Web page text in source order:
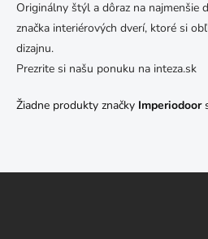
Originálny štýl a dôraz na najmenšie
značka interiérových dverí, ktoré si
dizajnu.
Prezrite si našu ponuku na inteza.sk
Žiadne produkty značky Imperiodoor